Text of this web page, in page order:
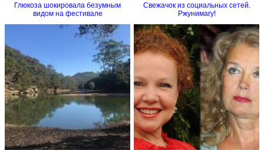
Глюкоза шокировала безумным
видом на фестивале
Свежачок из социальных сетей.
Ржунимагу!